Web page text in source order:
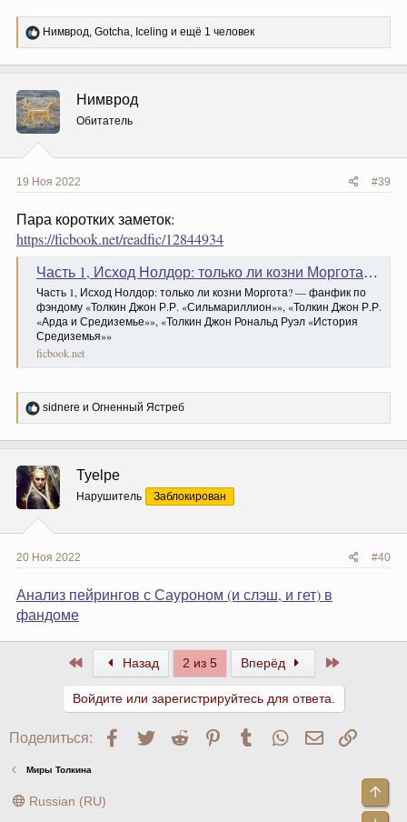
Р
е
ц
и
и
:
Нимврод, Gotcha, Iceling и ещё 1 человек
Нимврод
Обитатель
19 Ноя 2022 #39
Пара коротких заметок:
https://ficbook.net/readfic/12844934
Часть 1, Исход Нолдор: только ли козни Моргота? — фанфик по фэндому «Толкин Джон Р.Р. «Сильмариллион»», «Толкин Джон Р.Р. «Арда и Средиземье»», «Толкин Джон Рональд Руэл «История Средиземья»»
Часть 1, Исход Нолдор: только ли козни Моргота? — фанфик по
фэндому «Толкин Джон Р.Р. «Сильмариллион»», «Толкин Джон Р.Р.
«Арда и Средиземье»», «Толкин Джон Рональд Руэл «История
Средиземья»»
ficbook.net
Р
е
ц
и
и
:
sidnere и Огненный Ястреб
Tyelpe
Нарушитель Заблокирован
20 Ноя 2022 #40
Анализ пейрингов с Сауроном (и слэш, и гет) в
фандоме
ПервыйНазад 2 из 5 Вперёд Последний
Войдите или зарегистрируйтесь для ответа.
Поделиться: Facebook
Twitter Reddit PinterestTumblr WhatsApp
Миры Толкина
Russian (RU)